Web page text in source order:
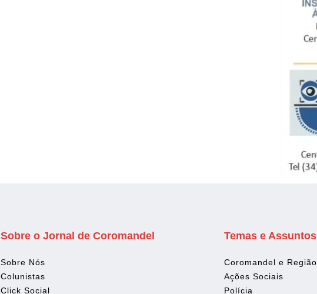
Sobre o Jornal de Coromandel
Sobre Nós
Colunistas
Click Social
Temas e Assuntos
Coromandel e Região
Ações Sociais
Polícia